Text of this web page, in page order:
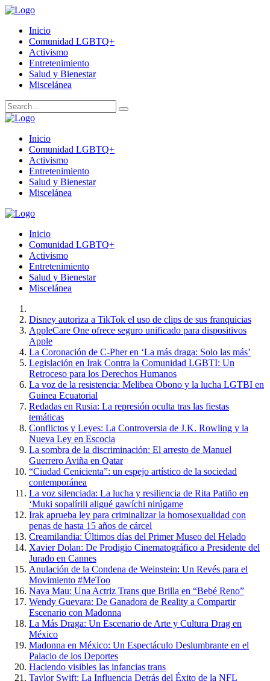
Inicio
Comunidad LGBTQ+
Activismo
Entretenimiento
Salud y Bienestar
Miscelánea
Inicio
Comunidad LGBTQ+
Activismo
Entretenimiento
Salud y Bienestar
Miscelánea
Inicio
Comunidad LGBTQ+
Activismo
Entretenimiento
Salud y Bienestar
Miscelánea
Disney autoriza a TikTok el uso de clips de sus franquicias
AppleCare One ofrece seguro unificado para dispositivos
Apple
La Coronación de C-Pher en ‘La más draga: Solo las más’
Legislación en Irak Contra la Comunidad LGBTI: Un
Retroceso para los Derechos Humanos
La voz de la resistencia: Melibea Obono y la lucha LGTBI en
Guinea Ecuatorial
Redadas en Rusia: La represión oculta tras las fiestas
temáticas
Conflictos y Leyes: La Controversia de J.K. Rowling y la
Nueva Ley en Escocia
La sombra de la discriminación: El arresto de Manuel
Guerrero Aviña en Qatar
“Ciudad Cenicienta”: un espejo artístico de la sociedad
contemporánea
La voz silenciada: La lucha y resiliencia de Rita Patiño en
‘Muki sopalírili aligué gawíchi nirúgame
Irak aprueba ley para criminalizar la homosexualidad con
penas de hasta 15 años de cárcel
Creamilandia: Últimos días del Primer Museo del Helado
Xavier Dolan: De Prodigio Cinematográfico a Presidente del
Jurado en Cannes
Anulación de la Condena de Weinstein: Un Revés para el
Movimiento #MeToo
Nava Mau: Una Actriz Trans que Brilla en “Bebé Reno”
Wendy Guevara: De Ganadora de Reality a Compartir
Escenario con Madonna
La Más Draga: Un Escenario de Arte y Cultura Drag en
México
Madonna en México: Un Espectáculo Deslumbrante en el
Palacio de los Deportes
Haciendo visibles las infancias trans
Taylor Swift: La Influencia Detrás del Éxito de la NFL